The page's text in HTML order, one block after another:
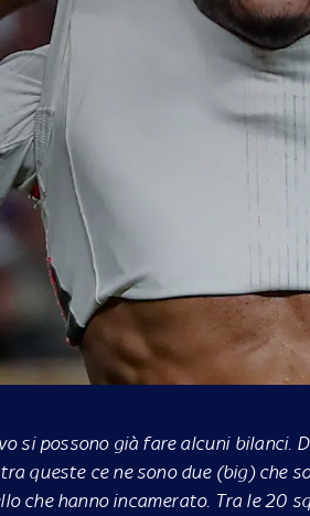
si possono già fare alcuni bilanci.
queste ce ne sono due (big) che
che hanno incamerato. Tra le 20